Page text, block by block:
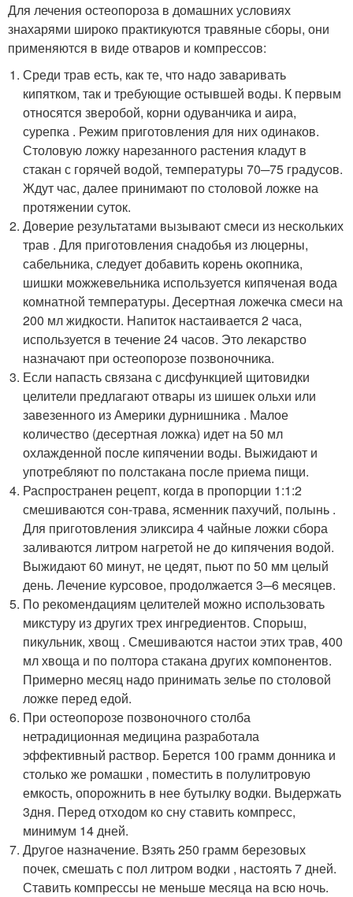
Для лечения остеопороза в домашних условиях
знахарями широко практикуются травяные сборы, они
применяются в виде отваров и компрессов:
Среди трав есть, как те, что надо заваривать
кипятком, так и требующие остывшей воды. К первым
относятся зверобой, корни одуванчика и аира,
сурепка . Режим приготовления для них одинаков.
Столовую ложку нарезанного растения кладут в
стакан с горячей водой, температуры 70─75 градусов.
Ждут час, далее принимают по столовой ложке на
протяжении суток.
Доверие результатами вызывают смеси из нескольких
трав . Для приготовления снадобья из люцерны,
сабельника, следует добавить корень окопника,
шишки можжевельника используется кипяченая вода
комнатной температуры. Десертная ложечка смеси на
200 мл жидкости. Напиток настаивается 2 часа,
используется в течение 24 часов. Это лекарство
назначают при остеопорозе позвоночника.
Если напасть связана с дисфункцией щитовидки
целители предлагают отвары из шишек ольхи или
завезенного из Америки дурнишника . Малое
количество (десертная ложка) идет на 50 мл
охлажденной после кипячении воды. Выжидают и
употребляют по полстакана после приема пищи.
Распространен рецепт, когда в пропорции 1:1:2
смешиваются сон-трава, ясменник пахучий, полынь .
Для приготовления эликсира 4 чайные ложки сбора
заливаются литром нагретой не до кипячения водой.
Выжидают 60 минут, не цедят, пьют по 50 мм целый
день. Лечение курсовое, продолжается 3─6 месяцев.
По рекомендациям целителей можно использовать
микстуру из других трех ингредиентов. Спорыш,
пикульник, хвощ . Смешиваются настои этих трав, 400
мл хвоща и по полтора стакана других компонентов.
Примерно месяц надо принимать зелье по столовой
ложке перед едой.
При остеопорозе позвоночного столба
нетрадиционная медицина разработала
эффективный раствор. Берется 100 грамм донника и
столько же ромашки , поместить в полулитровую
емкость, опорожнить в нее бутылку водки. Выдержать
3дня. Перед отходом ко сну ставить компресс,
минимум 14 дней.
Другое назначение. Взять 250 грамм березовых
почек, смешать с пол литром водки , настоять 7 дней.
Ставить компрессы не меньше месяца на всю ночь.